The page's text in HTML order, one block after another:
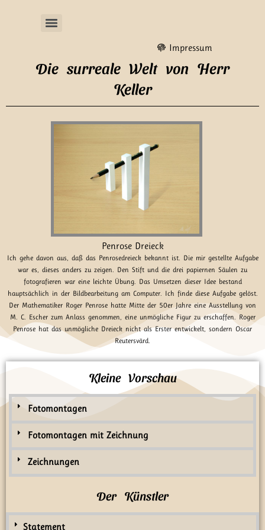
Impressum
Die surreale Welt von Herr
Keller
Penrose Dreieck
Ich gehe davon aus, daß das Penrosedreieck bekannt ist. Die mir gestellte Aufgabe
war es, dieses anders zu zeigen. Den Stift und die drei papiernen Säulen zu
fotografieren war eine leichte Übung. Das Umsetzen dieser Idee bestand
hauptsächlich in der Bildbearbeitung am Computer. Ich finde diese Aufgabe gelöst.
Der Mathematiker Roger Penrose hatte Mitte der 50er Jahre eine Ausstellung von
M. C. Escher zum Anlass genommen, eine unmögliche Figur zu erschaffen. Roger
Penrose hat das unmögliche Dreieck nicht als Erster entwickelt, sondern Oscar
Reutersvärd.
Kleine Vorschau
Fotomontagen
Fotomontagen mit Zeichnung
Zeichnungen
Der Künstler
Statement